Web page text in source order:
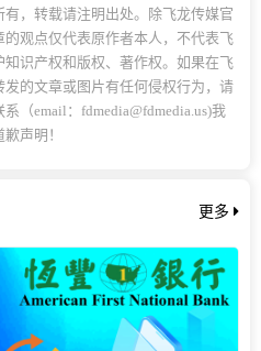
，转载请注明出处。除飞龙传媒官
观点仅代表原作者本人，不代表飞
识产权和版权、著作权。如果在飞
的文章或图片有任何侵权行为，请
（email：fdmedia@fdmedia.us)我
声明！
更多